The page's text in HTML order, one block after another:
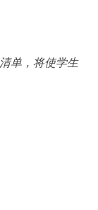
单，将使学生